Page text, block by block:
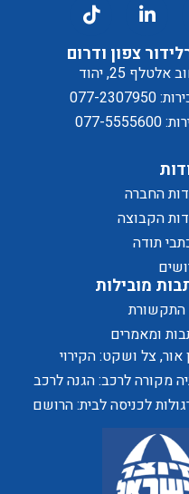
מובילות
התקשורת
ומאמרים
אור, צל ושקט: הקירוי
מעצב בחוויית המרחב
מקורה לרכב: הגנה לרכב
לבית
לכניסה לבית: הרושם
צפון ודרום
אלטלף 25, יהוד
2307950
5555600
החברה
הקבוצה
תודה